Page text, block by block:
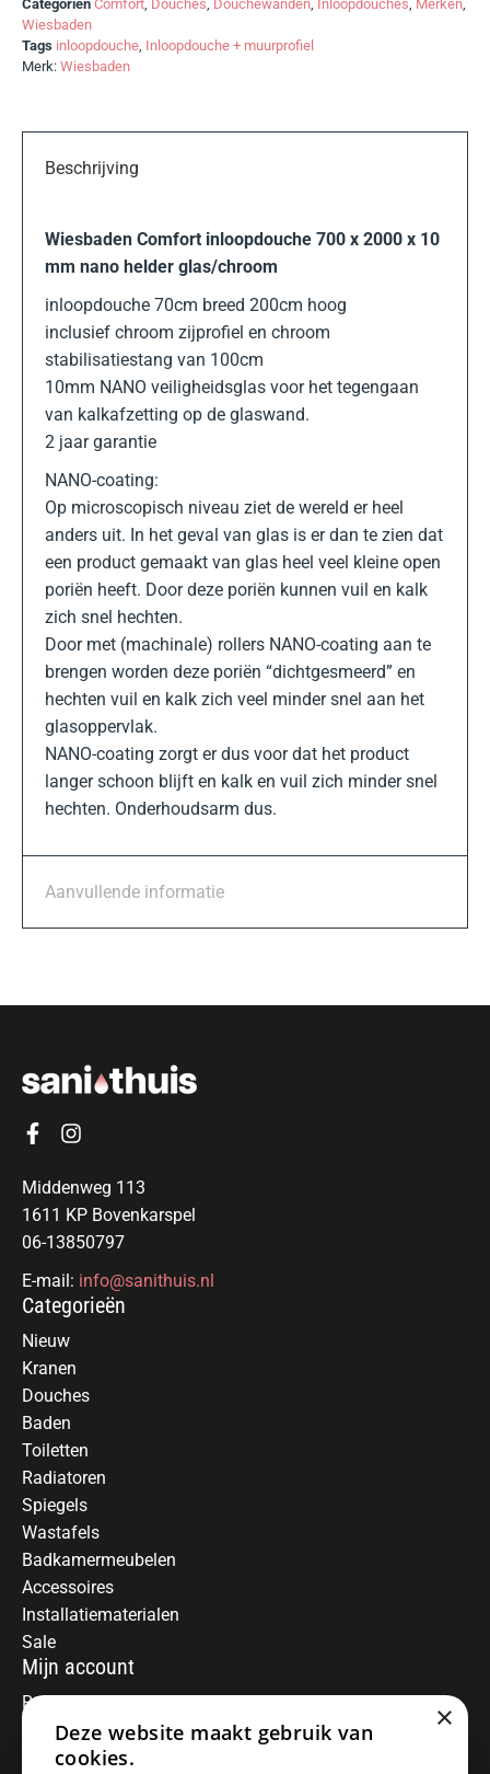
Categoriën Comfort, Douches, Douchewanden, Inloopdouches, Merken,
Wiesbaden
Tags inloopdouche, Inloopdouche + muurprofiel
Merk: Wiesbaden
Beschrijving
Wiesbaden Comfort inloopdouche 700 x 2000 x 10
mm nano helder glas/chroom
inloopdouche 70cm breed 200cm hoog
inclusief chroom zijprofiel en chroom
stabilisatiestang van 100cm
10mm NANO veiligheidsglas voor het tegengaan
van kalkafzetting op de glaswand.
2 jaar garantie
NANO-coating:
Op microscopisch niveau ziet de wereld er heel
anders uit. In het geval van glas is er dan te zien dat
een product gemaakt van glas heel veel kleine open
poriën heeft. Door deze poriën kunnen vuil en kalk
zich snel hechten.
Door met (machinale) rollers NANO-coating aan te
brengen worden deze poriën “dichtgesmeerd” en
hechten vuil en kalk zich veel minder snel aan het
glasoppervlak.
NANO-coating zorgt er dus voor dat het product
langer schoon blijft en kalk en vuil zich minder snel
hechten. Onderhoudsarm dus.
Aanvullende informatie
Middenweg 113
1611 KP Bovenkarspel
06-13850797
E-mail: info@sanithuis.nl
Categorieën
Nieuw
Kranen
Douches
Baden
Toiletten
Radiatoren
Spiegels
Wastafels
Badkamermeubelen
Accessoires
Installatiematerialen
Sale
Mijn account
Registreren
Mijn bestellingen
Informatie
×
Deze website maakt gebruik van
cookies.